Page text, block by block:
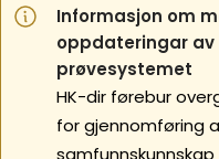
Informasjon om
oppdateringar
prøvesystemet
HK-dir førebur
for gjennomføring